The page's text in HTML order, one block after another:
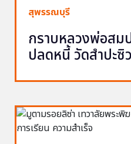
สุพรรณบุรี
กราบหลวงพ่อสม
ปลดหนี้ วัดสำปะ